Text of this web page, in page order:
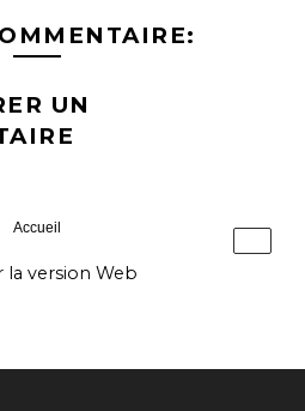
UN
›
Accueil
la version Web